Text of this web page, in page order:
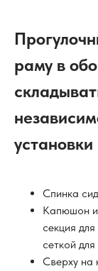
раму в
установки
Спинка
Капюшон
секция
сеткой
Сверху на